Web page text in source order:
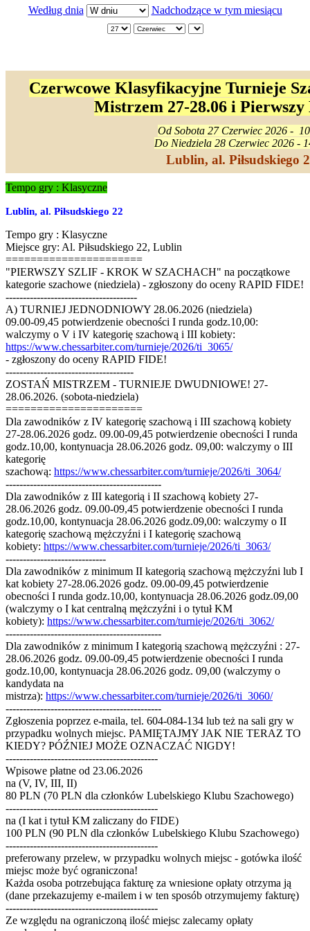
Według dnia Nadchodzące w tym miesiącu
Czerwcowe Klasyfikacyjne Turnieje
Mistrzem 27-28.06 i
Od Sobota 27 Czerwiec 2026 -
Do Niedziela 28 Czerwiec 2026 -
Lublin, al. Piłsudskiego
Tempo gry : Klasyczne
Lublin, al. Piłsudskiego 22
Tempo gry : Klasyczne
Miejsce gry: Al. Piłsudskiego 22, Lublin
======================
"PIERWSZY SZLIF - KROK W SZACHACH" na początkowe
kategorie szachowe (niedziela) - zgłoszony do oceny RAPID FIDE!
--------------------------------------
A) TURNIEJ JEDNODNIOWY 28.06.2026 (niedziela)
09.00-09,45 potwierdzenie obecności I runda godz.10,00:
walczymy o V i IV kategorię szachową i III kobiety:
https://www.chessarbiter.com/turnieje/2026/ti_3065/
- zgłoszony do oceny RAPID FIDE!
-------------------------------------
ZOSTAŃ MISTRZEM - TURNIEJE DWUDNIOWE! 27-
28.06.2026. (sobota-niedziela)
======================
Dla zawodników z IV kategorię szachową i III szachową kobiety
27-28.06.2026 godz. 09.00-09,45 potwierdzenie obecności I runda
godz.10,00, kontynuacja 28.06.2026 godz. 09,00: walczymy o III
kategorię
szachową: https://www.chessarbiter.com/turnieje/2026/ti_3064/
---------------------------------------------
Dla zawodników z III kategorią i II szachową kobiety 27-
28.06.2026 godz. 09.00-09,45 potwierdzenie obecności I runda
godz.10,00, kontynuacja 28.06.2026 godz.09,00: walczymy o II
kategorię szachową mężczyźni i I kategorię szachową
kobiety: https://www.chessarbiter.com/turnieje/2026/ti_3063/
-----------------------------
Dla zawodników z minimum II kategorią szachową mężczyźni lub I
kat kobiety 27-28.06.2026 godz. 09.00-09,45 potwierdzenie
obecności I runda godz.10,00, kontynuacja 28.06.2026 godz.09,00
(walczymy o I kat centralną mężczyźni i o tytuł KM
kobiety): https://www.chessarbiter.com/turnieje/2026/ti_3062/
---------------------------------------------
Dla zawodników z minimum I kategorią szachową mężczyźni : 27-
28.06.2026 godz. 09.00-09,45 potwierdzenie obecności I runda
godz.10,00, kontynuacja 28.06.2026 godz. 09,00 (walczymy o
kandydata na
mistrza): https://www.chessarbiter.com/turnieje/2026/ti_3060/
---------------------------------------------
Zgłoszenia poprzez e-maila, tel. 604-084-134 lub też na sali gry w
przypadku wolnych miejsc. PAMIĘTAJMY JAK NIE TERAZ TO
KIEDY? PÓŹNIEJ MOŻE OZNACZAĆ NIGDY!
--------------------------------------------
Wpisowe płatne od 23.06.2026
na (V, IV, III, II)
80 PLN (70 PLN dla członków Lubelskiego Klubu Szachowego)
--------------------------------------------
na (I kat i tytuł KM zaliczany do FIDE)
100 PLN (90 PLN dla członków Lubelskiego Klubu Szachowego)
--------------------------------------------
preferowany przelew, w przypadku wolnych miejsc - gotówka ilość
miejsc może być ograniczona!
Każda osoba potrzebująca fakturę za wniesione opłaty otrzyma ją
(dane przekazujemy e-mailem i w ten sposób otrzymujemy fakturę)
--------------------------------------------
Ze względu na ograniczoną ilość miejsc zalecamy opłaty